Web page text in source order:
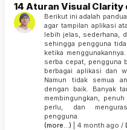
14 Aturan Visual Clarity
Berikut ini adalah
agar tampilan aplikasi
lebih jelas, sederhana,
sehingga pengguna
ketika
serba cepat, pengguna
berbagai aplikasi dan
Namun tidak semua
dengan baik. Banyak
membingungkan,
perlu, dan
pengguna.
(more…) | 4 month ago /